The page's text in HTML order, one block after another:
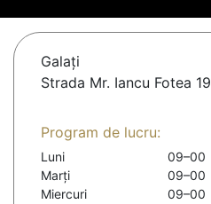
Galaţi
Strada Mr. Iancu Fotea 19
Program de lucru:
Luni
09–00
Marți
09–00
Miercuri
09–00